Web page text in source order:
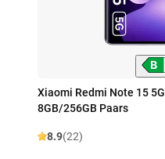
Xiaomi Redmi Note 15 5G
8GB/256GB Paars
8.9(22)